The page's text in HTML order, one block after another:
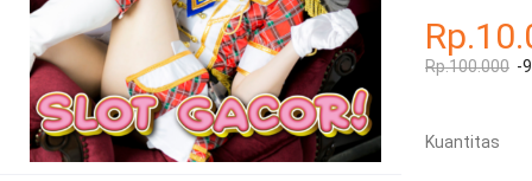
Rp.100.000 -
Kuantitas